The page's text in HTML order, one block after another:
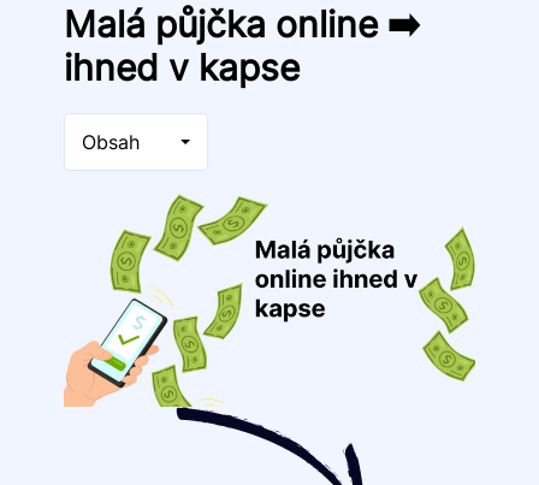
Malá půjčka online ➡️
ihned v kapse
Obsah